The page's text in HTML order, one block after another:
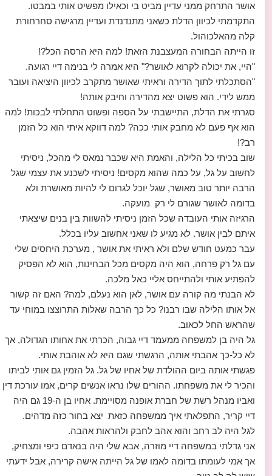
אושר התרחק ממני עדיין מביט בי וכאילו מפשיט אותי במבטו.
התקדמתי לכיוון הדלת כשאני מתנדנדת ועדיין מרגישה סחרחורת
קלה מהאלכוהול.
זו הייתה הבחורה המעצבנת הזאת! למה היא הרסה הכל?!
"היי, את יכולה לקרוא לאושר?" היא אמרה לי בנימה דיי רגועה.
"הסתכלתי לתוך הדירה וראיתי שאושר מתקרב לכיוון היציאה ועובר
ממש לידי. הוא פשוט יצא מהדירה וחיבק אותה!
סגרתי את הדלת, התיישבתי על הספה ופשוט התחלתי לבכות! למה
הוא אף פעם לא מחבק אותי ככה? למה דווקא איתי הוא כל הזמן
רב?!
שוב בכיתי כל הלילה, והאמת היא שכבר נמאס לי מהכל, ניסיתי
לחשוב על גל, על כמה שהוא מקסים! ניסיתי לשכנע את עצמי שגל
הרבה יותר טוב מאושר, שגל יוכל לגרום לי להיות מאושרת ולא
בדומה לאושר שגורם לי רק מועקה.
הרגיזה אותי העובדה שכל הזמן ניסיתי להשוות בין בנים שיצאתי
איתם לבין אושר. לא מגיע לו שאני אחשוב עליו בכלל.
עבר כמעט חודש שלם ולא ראיתי את אושר , מערכת היחסים שלי
עם גל רק פרחה, הוא היה מקסים מכל הבחינות, הוא לא הפסיק
להפתיע אותי ולהתייחס אליי כאל מלכה.
לא הבנתי מה קורה עם אושר, לאן הוא נעלם, למה? האם זה קשור
אל אותו הלילה שבו רבנו? כל כך הרבה שאלות התרוצצו במוחי עד
שהראש החל לכאוב.
גל היה בן למשפחה ממעמד דיי גבוה, הכרתי את אחותו הגדולה, אך
לא כל-כך אהבתי אותה, הרגשתי שגם היא לא אוהבת אותי.
פגשתי אותה ביום ההולדת של אחיו של גל. גל הזמין גם אותי לביתו
והכיר לי את משפחתו. ההורים שלו נראו אנשים קרים, אמו עורכת דין
ואביו מנהל רשת של חברת אופנה מסויימת. אחיו בן ה-19 גם היה
דיי קריר, התפלאתי איך ממשפחה כזאת יצא בחור כזה מדהים.
לגל היה לב רחב והוא אהב לחבק ולהראות אהבה.
אני גדלתי במשפחה דיי מוזרה, אבא שלי היה בנאדם כיפי ומצחיק,
אך אמי לעומתו בדומה לאמו של גל הייתה אישה קרירה, אבל ידעתי